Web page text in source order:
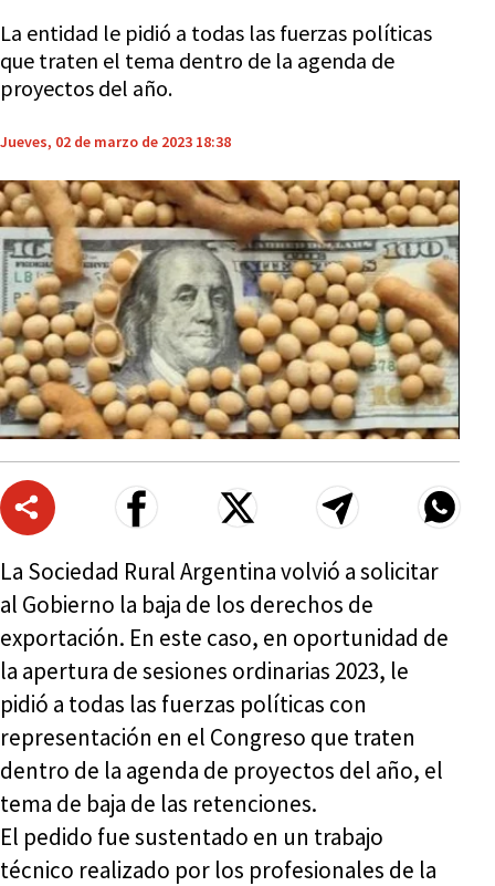
La entidad le pidió a todas las fuerzas políticas
que traten el tema dentro de la agenda de
proyectos del año.
Jueves, 02 de marzo de 2023 18:38
La Sociedad Rural Argentina volvió a solicitar
al Gobierno la baja de los derechos de
exportación. En este caso, en oportunidad de
la apertura de sesiones ordinarias 2023, le
pidió a todas las fuerzas políticas con
representación en el Congreso que traten
dentro de la agenda de proyectos del año, el
tema de baja de las retenciones.
El pedido fue sustentado en un trabajo
técnico realizado por los profesionales de la